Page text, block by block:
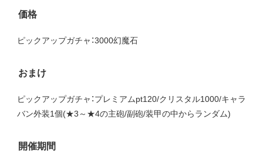
価格
ピックアップガチャ：3000幻魔石
おまけ
ピックアップガチャ：プレミアムpt120/クリスタル1000/キャラ
バン外装1個(★3～★4の主砲/副砲/装甲の中からランダム)
開催期間